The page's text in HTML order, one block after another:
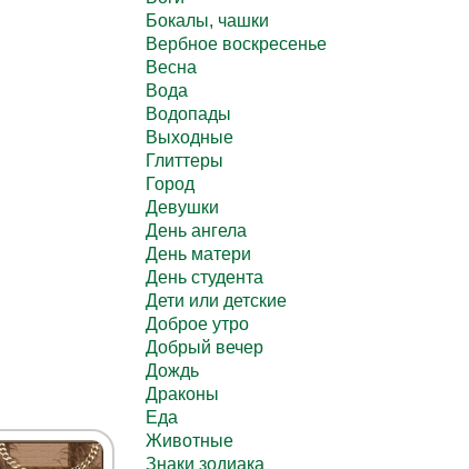
Бокалы, чашки
Вербное воскресенье
Весна
Вода
Водопады
Выходные
Глиттеры
Город
Девушки
День ангела
День матери
День студента
Дети или детские
Доброе утро
Добрый вечер
Дождь
Драконы
Еда
Животные
Знаки зодиака